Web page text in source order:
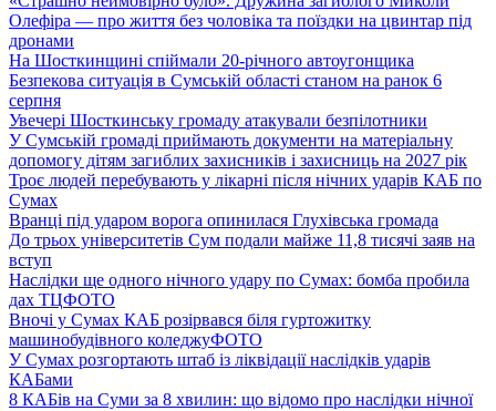
Олефіра — про життя без чоловіка та поїздки на цвинтар під
дронами
На Шосткинщині спіймали 20-річного автоугонщика
Безпекова ситуація в Сумській області станом на ранок 6
серпня
Увечері Шосткинську громаду атакували безпілотники
У Сумській громаді приймають документи на матеріальну
допомогу дітям загиблих захисників і захисниць на 2027 рік
Троє людей перебувають у лікарні після нічних ударів КАБ по
Сумах
Вранці під ударом ворога опинилася Глухівська громада
До трьох університетів Сум подали майже 11,8 тисячі заяв на
вступ
Наслідки ще одного нічного удару по Сумах: бомба пробила
дах ТЦФОТО
Вночі у Сумах КАБ розірвався біля гуртожитку
машинобудівного коледжуФОТО
У Сумах розгортають штаб із ліквідації наслідків ударів
КАБами
8 КАБів на Суми за 8 хвилин: що відомо про наслідки нічної